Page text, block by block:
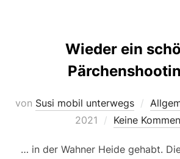
Wieder ein
von Susi mobil unterwegs
2021
Keine
… in der Wahner Heide gehabt.